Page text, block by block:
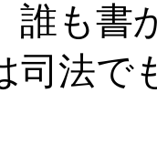
も書
司法で